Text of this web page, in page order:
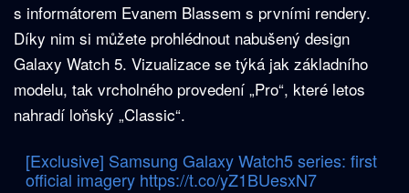
s informátorem Evanem Blassem s prvními rendery.
Díky nim si můžete prohlédnout nabušený design
Galaxy Watch 5. Vizualizace se týká jak základního
modelu, tak vrcholného provedení „Pro“, které letos
nahradí loňský „Classic“.
[Exclusive] Samsung Galaxy Watch5 series: first
official imagery https://t.co/yZ1BUesxN7